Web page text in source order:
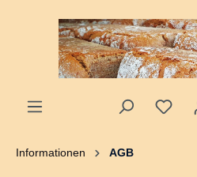
Informationen AGB